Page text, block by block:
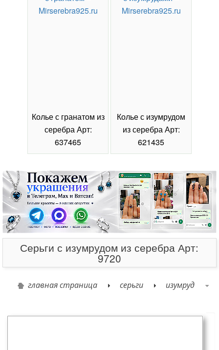
Колье с гранатом из
серебра Арт:
637465
Колье с изумрудом
из серебра Арт:
621435
Серьги с изумрудом из серебра Арт:
9720
главная страница серьги изумруд